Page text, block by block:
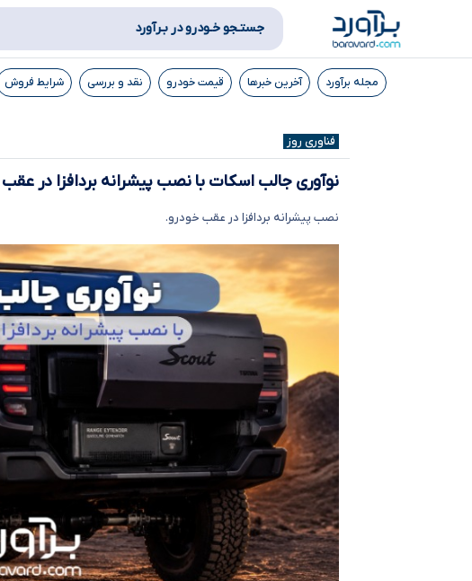
جستـجو خـودرو در بـرآورد
مجله برآورد آخرین خبرها قیمت خودرو نقد و بررسی شرایط فروش
فناوری روز
نوآوری جالب اسکات با نصب پیشرانه بردافزا در
نصب پیشرانه بردافزا در عقب خودرو.